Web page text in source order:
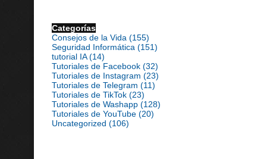
Categorías
Consejos de la Vida (155)
Seguridad Informática (151)
tutorial IA(14)
Tutoriales de Facebook (32)
Tutoriales de Instagram (23)
Tutoriales de Telegram (11)
Tutoriales de TikTok (23)
Tutoriales de Washapp (128)
Tutoriales de YouTube (20)
Uncategorized (106)